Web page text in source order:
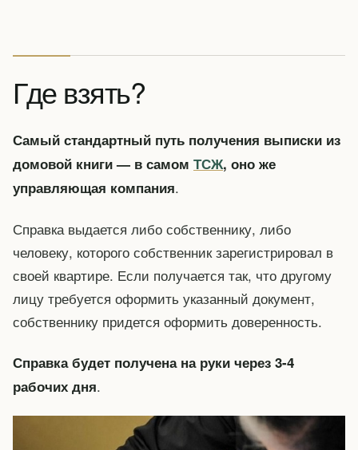
Где взять?
Самый стандартный путь получения выписки из
домовой книги — в самом ТСЖ, оно же
управляющая компания.
Справка выдается либо собственнику, либо
человеку, которого собственник зарегистрировал в
своей квартире. Если получается так, что другому
лицу требуется оформить указанный документ,
собственнику придется оформить доверенность.
Справка будет получена на руки через 3-4
рабочих дня.